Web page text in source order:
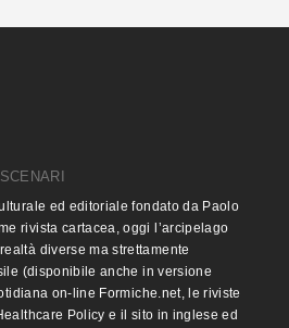
ed editoriale fondato da Paolo
rivista cartacea, oggi l’arcipelago
diverse ma strettamente
(disponibile anche in versione
on-line Formiche.net, le riviste
Policy e il sito in inglese ed